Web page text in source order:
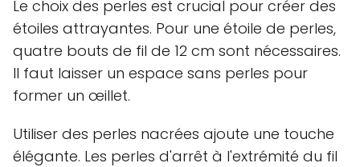
Le choix des perles est crucial pour créer des
étoiles attrayantes. Pour une étoile de perles,
quatre bouts de fil de 12 cm sont nécessaires.
Il faut laisser un espace sans perles pour
former un œillet.
Utiliser des perles nacrées ajoute une touche
élégante. Les perles d'arrêt à l'extrémité du fil